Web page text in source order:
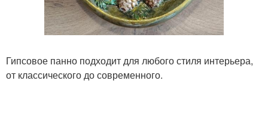
Гипсовое панно подходит для любого стиля интерьера,
от классического до современного.